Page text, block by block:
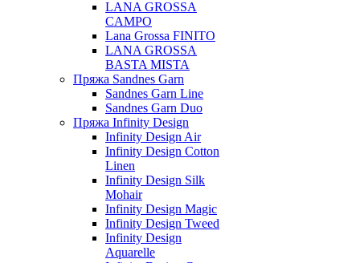
LANA GROSSA
CAMPO
Lana Grossa FINITO
LANA GROSSA
BASTA MISTA
Пряжа Sandnes Garn
Sandnes Garn Line
Sandnes Garn Duo
Пряжа Infinity Design
Infinity Design Air
Infinity Design Cotton
Linen
Infinity Design Silk
Mohair
Infinity Design Magic
Infinity Design Tweed
Infinity Design
Aquarelle